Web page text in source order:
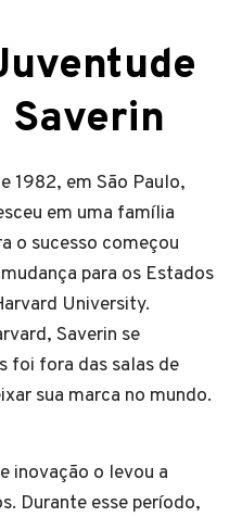
Saverin
1982, em São Paulo,
em uma família
o sucesso começou
para os Estados
University.
Saverin se
foi fora das salas de
sua marca no mundo.
inovação o levou a
Durante esse período,